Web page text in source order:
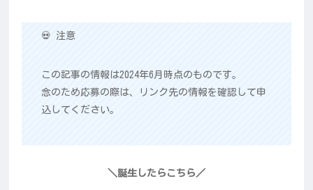
💀 注意
この記事の情報は2024年6月時点のものです。
念のため応募の際は、リンク先の情報を確認して申
込してください。
＼誕生したらこちら／